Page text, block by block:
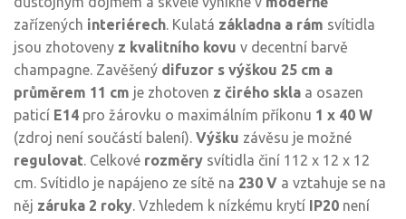
zařízených interiérech. Kulatá základna a rám svítidla
jsou zhotoveny z kvalitního kovu v decentní barvě
champagne. Zavěšený difuzor s výškou 25 cm a
průměrem 11 cm je zhotoven z čirého skla a osazen
paticí E14 pro žárovku o maximálním příkonu 1 x 40 W
(zdroj není součástí balení). Výšku závěsu je možné
regulovat. Celkové rozměry svítidla činí 112 x 12 x 12
cm. Svítidlo je napájeno ze sítě na 230 V a vztahuje se na
něj záruka 2 roky. Vzhledem k nízkému krytí IP20 není